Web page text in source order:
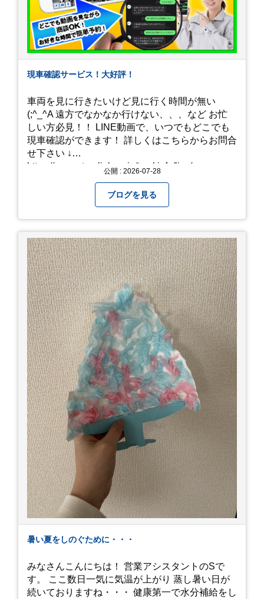
現車確認サービス！大好評！
車両を見に行きたいけど見に行く時間が無い
(;^_^A 遠方でなかなか行けない、、、など お忙
しい方必見！！ LINE動画で、いつでもどこでも
現車確認ができます！ 詳しくはこちらからお問合
せ下さい ↓
https://www.steerlink.co.jp/truckinfo/live/
公開 : 2026-07-28
ブログを見る
暑い夏をしのぐために・・・
みなさんこんにちは！ 営業アシスタントのSで
す。 ここ数日一気に気温が上がり 蒸し暑い日が
続いておりますね・・・ 健康第一で水分補給をし